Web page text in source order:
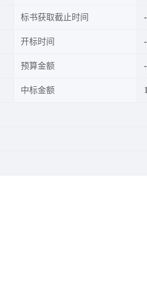
标书获取截止时间
开标时间
预算金额
中标金额